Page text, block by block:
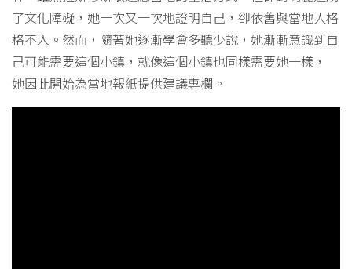
了文化障礙，她一次又一次地證明自己，卻依舊與當地人格
格不入。然而，隨著她逐漸學會多聽少說，她漸漸意識到自
己可能需要這個小鎮，就像這個小鎮也同樣需要她一樣，
她因此開始為當地報紙提供建議專欄。